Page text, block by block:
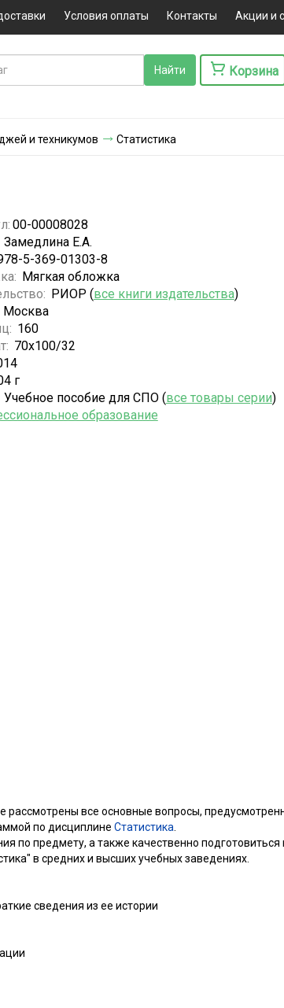
Условия оплаты Контакты Акции и
Корзина
и техникумов Статистика
00-00008028
Замедлина Е.А.
5-369-01303-8
Мягкая обложка
РИОР (все книги издательства)
Москва
160
70x100/32
г
Учебное пособие для СПО (все товары серии)
образование
рассмотрены все основные вопросы,
по дисциплине Статистика
по предмету, а также качественно подготовиться
в средних и высших учебных заведениях.
сведения из ее истории